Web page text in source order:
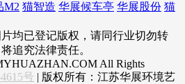
M2 猫智造 华展候车亭 华展股份 猫
均已登记版权，请同行业切勿转
追究法律责任。
All Rights
号 | 版权所有：江苏华展环境艺